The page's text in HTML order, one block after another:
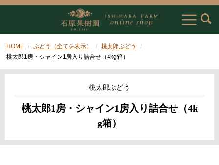
HOME ぶどう（全てを表示）
桃太郎ぶどう
桃太郎1房・シャイン1房入り詰合せ（4kg箱）
桃太郎ぶどう
桃太郎1房・シャイン1房入り詰合せ（4k
g箱）